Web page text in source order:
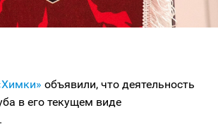
объявили, что деятельность
в его текущем виде